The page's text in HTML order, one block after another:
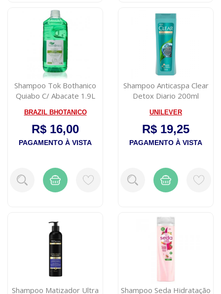
Shampoo Tok Bothanico
Quiabo C/ Abacate 1.9L
BRAZIL BHOTANICO
R$ 16,00
PAGAMENTO À VISTA
Shampoo Anticaspa Clear
Detox Diario 200ml
UNILEVER
R$ 19,25
PAGAMENTO À VISTA
Shampoo Matizador Ultra Shampoo Seda Hidratação